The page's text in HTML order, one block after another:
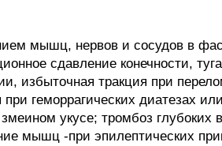
нервов и сосудов в
сдавление конечности,
избыточная тракция при
геморрагических диатезах
укусе; тромбоз
мышц -при эпилептических